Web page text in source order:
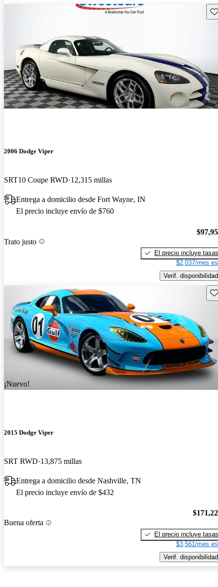
2006 Dodge Viper
SRT10 Coupe RWD 12,315 millas
Entrega a domicilio desde Fort Wayne, IN
El precio incluye envío de $760
Trato justo
El precio incluye tasas
$2,037/mes
Verif. disponibilidad
¡Nuevo!
2015 Dodge Viper
SRT RWD 13,875 millas
Entrega a domicilio desde Nashville, TN
El precio incluye envío de $432
Buena oferta
El precio incluye tasas
$3,561/mes
Verif. disponibilidad